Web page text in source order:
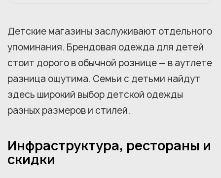
Детские магазины заслуживают отдельного
упоминания. Брендовая одежда для детей
стоит дорого в обычной рознице — в аутлете
разница ощутима. Семьи с детьми найдут
здесь широкий выбор детской одежды
разных размеров и стилей.
Инфраструктура, рестораны и
скидки